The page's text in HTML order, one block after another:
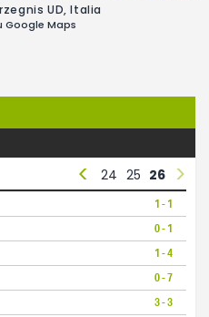
UD, Italia
Google Maps
23 24 25 26
< >
1 - 1
0 - 1
1 - 4
0 - 7
3 - 3